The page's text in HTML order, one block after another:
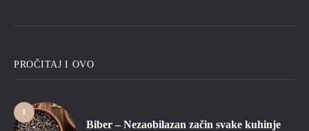
PROČITAJ I OVO
1
Biber – Nezaobilazan začin svake kuhinje